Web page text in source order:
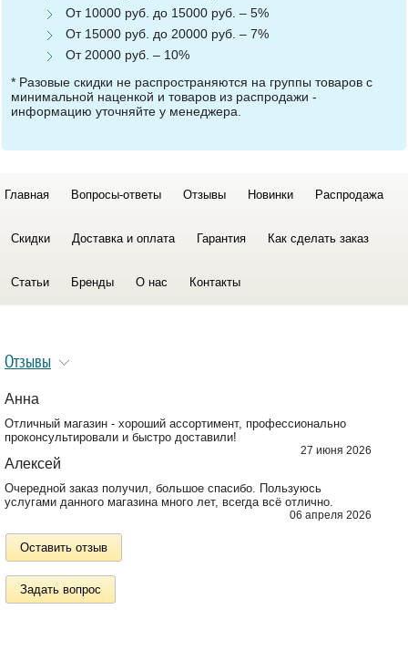
От 10000 руб. до 15000 руб. – 5%
От 15000 руб. до 20000 руб. – 7%
От 20000 руб. – 10%
* Разовые скидки не распространяются на группы товаров с
минимальной наценкой и товаров из распродажи -
информацию уточняйте у менеджера.
Главная Вопросы-ответы Отзывы Новинки Распродажа
Скидки Доставка и оплата Гарантия Как сделать заказ
Статьи Бренды О нас Контакты
Отзывы
Анна
Отличный магазин - хороший ассортимент, профессионально
проконсультировали и быстро доставили!
27 июня 2026
Алексей
Очередной заказ получил, большое спасибо. Пользуюсь
услугами данного магазина много лет, всегда всё отлично.
06 апреля 2026
Оставить отзыв
Задать вопрос